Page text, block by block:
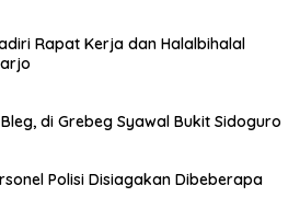
Rapat Kerja dan Halalbihalal
di Grebeg Syawal Bukit Sidoguro
Polisi Disiagakan Dibeberapa